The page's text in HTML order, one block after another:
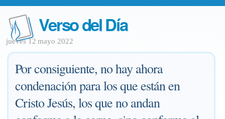
Verso del Día
jueves 12 mayo 2022
Por consiguiente, no hay ahora
condenación para los que están en
Cristo Jesús, los que no andan